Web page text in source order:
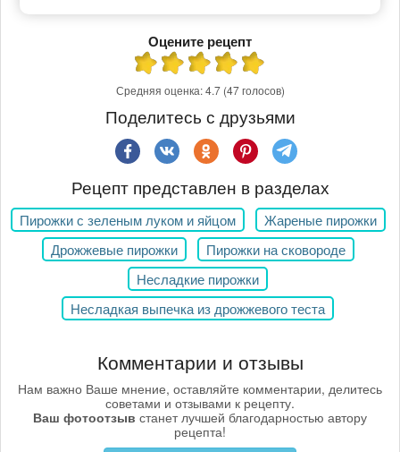
Оцените рецепт
Средняя оценка:4.7 (47 голосов)
Поделитесь с друзьями
Рецепт представлен в разделах
Пирожки с зеленым луком и яйцом
Жареные пирожки
Дрожжевые пирожки
Пирожки на сковороде
Несладкие пирожки
Несладкая выпечка из дрожжевого теста
Комментарии и отзывы
Нам важно Ваше мнение, оставляйте комментарии, делитесь
советами и отзывами к рецепту.
Ваш фотоотзыв станет лучшей благодарностью автору
рецепта!